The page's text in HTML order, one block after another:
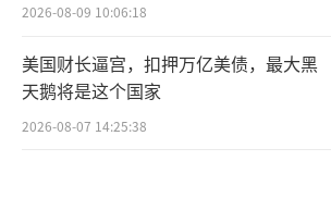
2026-08-09 10:06:18
美国财长逼宫，扣押万亿美债，最大黑
天鹅将是这个国家
2026-08-07 14:25:38